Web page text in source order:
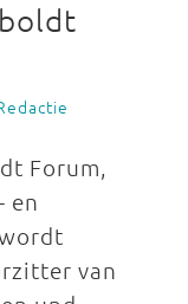
Forum,
en
van